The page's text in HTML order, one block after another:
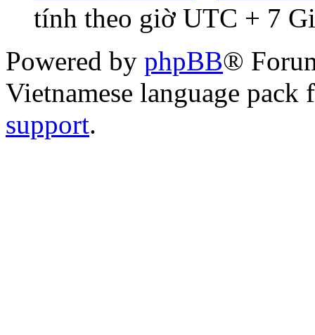
tính theo giờ UTC + 7
Powered by phpBB®
Vietnamese language
support.